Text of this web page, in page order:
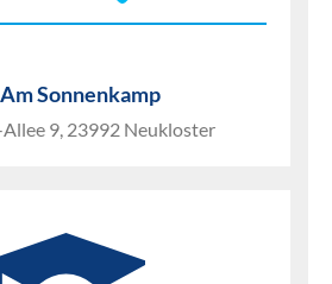
Sonnenkamp
9, 23992 Neukloster